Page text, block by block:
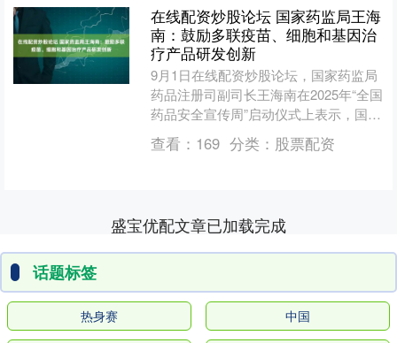
在线配资炒股论坛 国家药监局王海
南：鼓励多联疫苗、细胞和基因治
疗产品研发创新
9月1日在线配资炒股论坛，国家药监局
药品注册司副司长王海南在2025年“全国
药品安全宣传周”启动仪式上表示，国家
药监局正在研究落实《药品试验数据保
护实施办法（试....
查看： 169 分类： 股票配资
盛宝优配文章已加载完成
话题标签
热身赛 中国